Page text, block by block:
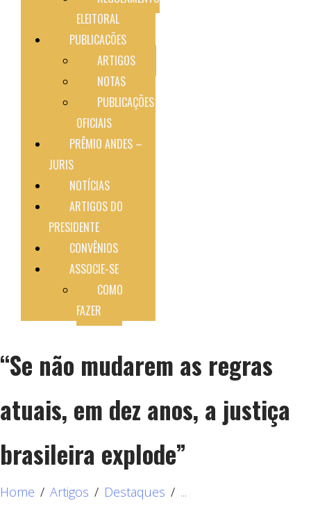
ELEITORAL
PUBLICAÇÕES
ARTIGOS
NOTAS
PUBLICAÇÕES
OFICIAIS
PRÊMIO ANDES –
JURIS
NOTÍCIAS
ARTIGOS DO
PRESIDENTE
CONVÊNIOS
ASSOCIE-SE
COMO
FAZER
“Se não mudarem as regras
atuais, em dez anos, a justiça
brasileira explode”
Home Artigos Destaques
...